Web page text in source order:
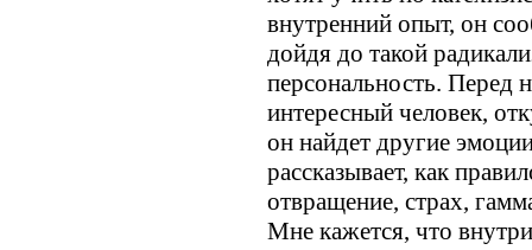
внутренний опыт, он
дойдя до такой
персональность. Перед
интересный человек,
он найдет другие
рассказывает, как
отвращение, страх,
Мне кажется, что